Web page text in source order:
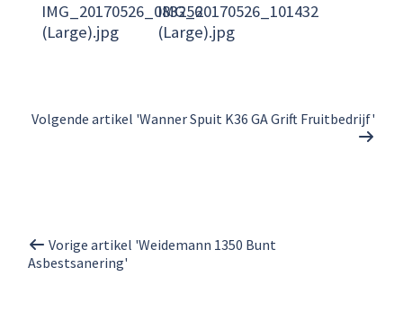
IMG_20170526_083256
(Large).jpg
IMG_20170526_101432
(Large).jpg
Volgende artikel 'Wanner Spuit K36 GA Grift Fruitbedrijf'
Vorige artikel 'Weidemann 1350 Bunt
Asbestsanering'